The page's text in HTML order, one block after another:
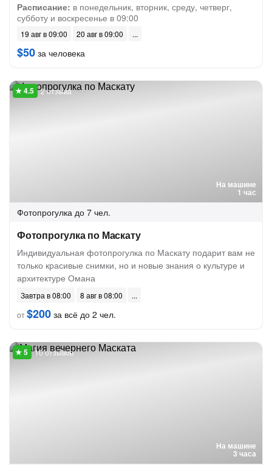
Расписание: в понедельник, вторник, среду, четверг,
субботу и воскресенье в 09:00
19 авг в 09:00 20 авг в 09:00
$50 за человека
На машине
1 час
2 отзыва
Фотопрогулка до 7 чел.
Фотопрогулка по Маскату
Индивидуальная фотопрогулка по Маскату подарит вам не
только красивые снимки, но и новые знания о культуре и
архитектуре Омана
Завтра в 08:00
8 авг в 08:00
от$200 за всё до 2 чел.
На машине
3 часа
10 отзывов